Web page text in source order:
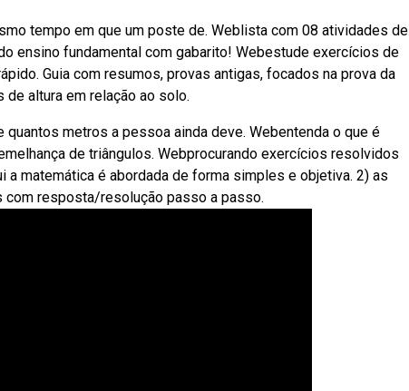
tempo em que um poste de. Weblista com 08 atividades de
ensino fundamental com gabarito! Webestude exercícios de
Guia com resumos, provas antigas, focados na prova da
altura em relação ao solo.
metros a pessoa ainda deve. Webentenda o que é
de triângulos. Webprocurando exercícios resolvidos
matemática é abordada de forma simples e objetiva. 2) as
com resposta/resolução passo a passo.